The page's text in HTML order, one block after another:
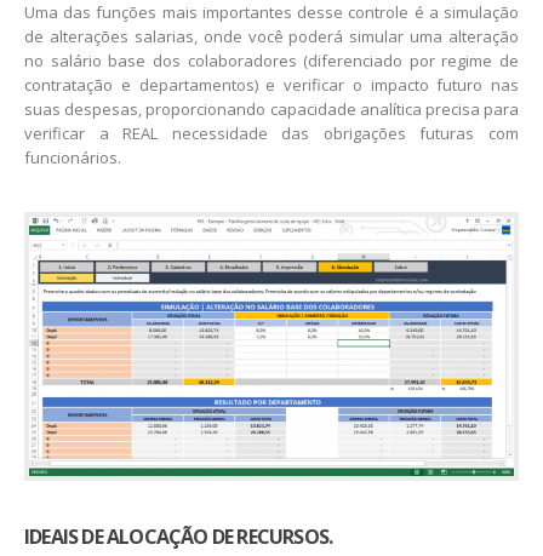
Uma das funções mais importantes desse controle é a simulação
de alterações salarias, onde você poderá simular uma alteração
no salário base dos colaboradores (diferenciado por regime de
contratação e departamentos) e verificar o impacto futuro nas
suas despesas, proporcionando capacidade analítica precisa para
verificar a REAL necessidade das obrigações futuras com
funcionários.​
IDEAIS DE ALOCAÇÃO DE RECURSOS.